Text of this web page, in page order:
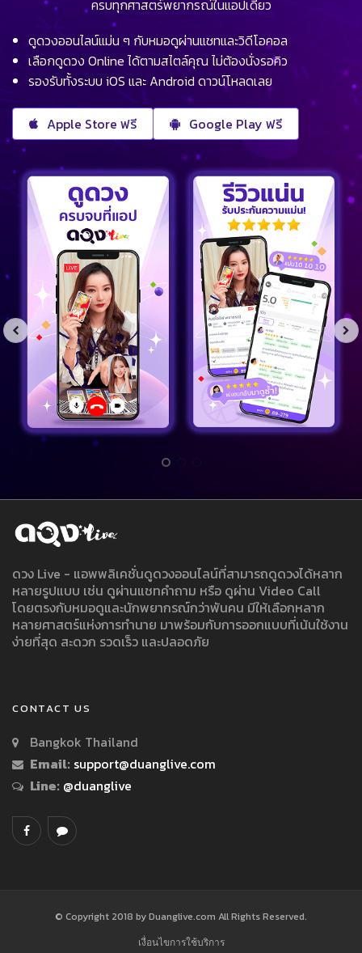
ครบทุกศาสตร์พยากรณ์ในแอปเดียว
ดูดวงออนไลน์แม่น ๆ กับหมอดูผ่านแชทและวิดีโอคอล
เลือกดูดวง Online ได้ตามสไตล์คุณ ไม่ต้องนั่งรอคิว
รองรับทั้งระบบ iOS และ Android ดาวน์โหลดเลย
Apple Store ฟรี Google Play ฟรี
ดวง Live - แอพพลิเคชั่นดูดวงออนไลน์ที่สามารถดูดวงได้หลาก
หลายรูปแบบ เช่น ดูผ่านแชทคำถาม หรือ ดูผ่าน Video Call
โดยตรงกับหมอดูและนักพยากรณ์กว่าพันคน มีให้เลือกหลาก
หลายศาสตร์แห่งการทำนาย มาพร้อมกับการออกแบบที่เน้นใช้งาน
ง่ายที่สุด สะดวก รวดเร็ว และปลอดภัย
CONTACT US
Bangkok Thailand
Email: support@duanglive.com
Line: @duanglive
© Copyright 2018 by Duanglive.com All Rights Reserved.
เงื่อนไขการใช้บริการ